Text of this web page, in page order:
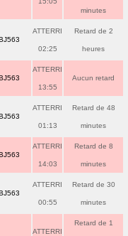
minutes
ATTERRI
02:25
Retard de 2
heures
ATTERRI
13:55
Aucun retard
ATTERRI
01:13
Retard de 48
minutes
ATTERRI
14:03
Retard de 8
minutes
ATTERRI
00:55
Retard de 30
minutes
ATTERRI
Retard de 1